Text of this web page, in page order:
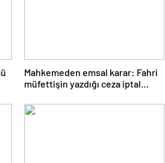
Mahkemeden emsal karar: Fahri
müfettişin yazdığı ceza iptal